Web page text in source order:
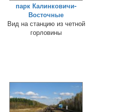
парк Калинковичи-
Восточные
Вид на станцию из четной
горловины